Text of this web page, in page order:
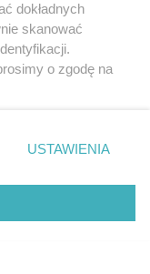
Muzyka i kultura
wydarzeń
Zdjęcia miasta
dokładnych
skanować
o zgodę na
. Niektóre
tylko
USTAWIENIA